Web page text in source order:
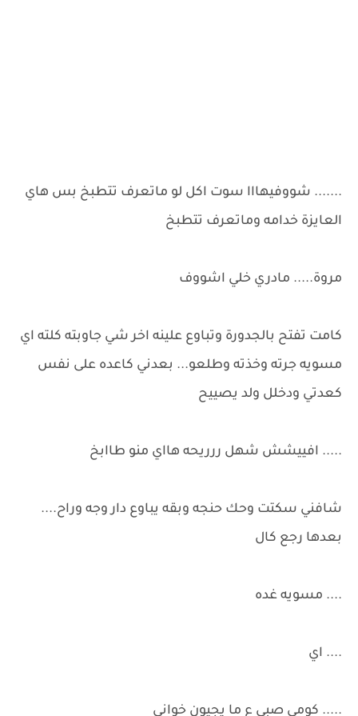
....... شووفيهااا سوت اكل لو ماتعرف تتطبخ بس هاي
العايزة خدامه وماتعرف تتطبخ
مروة..... مادري خلي اشووف
كامت تفتح بالجدورة وتباوع علينه اخر شي جاوبته كلته اي
مسويه جرته وخذته وطلعو... بعدني كاعده على نفس
كعدتي ودخلل ولد يصييح
..... افييشش شهل ررريحه هااي منو طاابخ
شافني سكتت وحك حنجه وبقه يباوع دار وجه وراح....
بعدها رجع كال
.... مسويه غده
.... اي
..... كومي صبي ع ما يجيون خواني